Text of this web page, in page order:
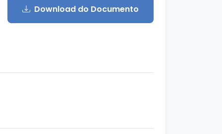
Download do Documento